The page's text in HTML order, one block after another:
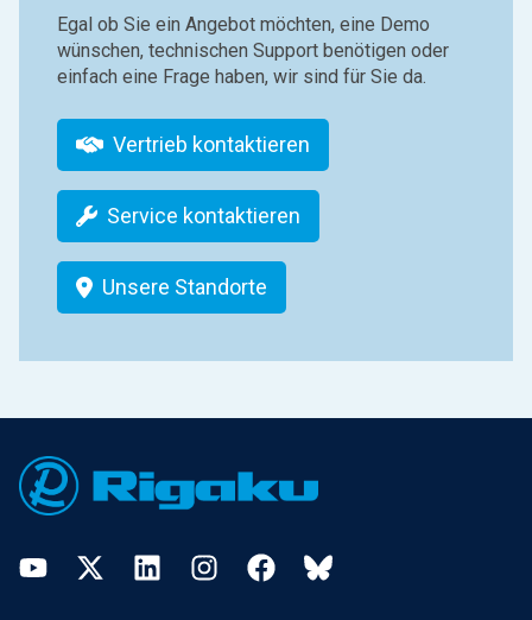
Egal ob Sie ein Angebot möchten, eine Demo
wünschen, technischen Support benötigen oder
einfach eine Frage haben, wir sind für Sie da.
Vertrieb kontaktieren
Service kontaktieren
Unsere Standorte
YouTubeTwitter LinkedInInstagramFacebookBluesky